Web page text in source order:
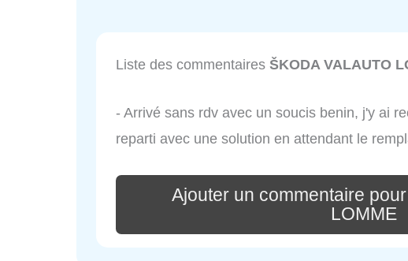
Liste des commentaires ŠKODA VALAUTO
- Arrivé sans rdv avec un soucis benin, j'y ai
reparti avec une solution en attendant le
Ajouter un commentaire
LOMME